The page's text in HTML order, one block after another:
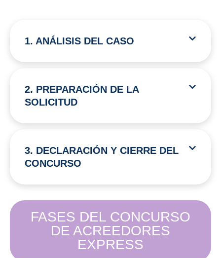
1. ANÁLISIS DEL CASO
2. PREPARACIÓN DE LA
SOLICITUD
3. DECLARACIÓN Y CIERRE DEL
CONCURSO
FASES DEL CONCURSO
DE ACREEDORES
EXPRESS